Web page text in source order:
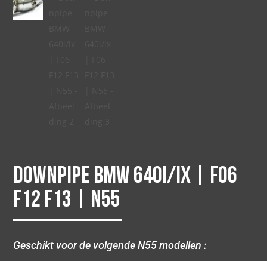
Downpipe BMW 640i/ix | F06
F12 F13 | N55
Geschikt voor de volgende N55 modellen :